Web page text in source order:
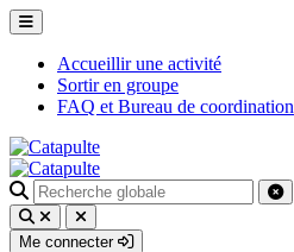
Accueillir une activité
Sortir en groupe
FAQ et Bureau de coordination
Recherche
pour
:
Me connecter